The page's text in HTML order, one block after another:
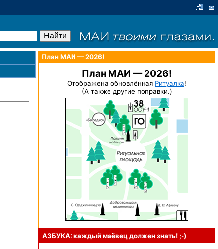
План МАИ — 2026!
План МАИ — 2026!
Отображена обновлённая Ритуалка!
(А также другие поправки.)
АЗБУКА: каждый маёвец должензнать! ;-)